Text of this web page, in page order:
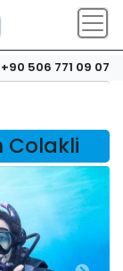
+90 506 771 09 07
Colakli